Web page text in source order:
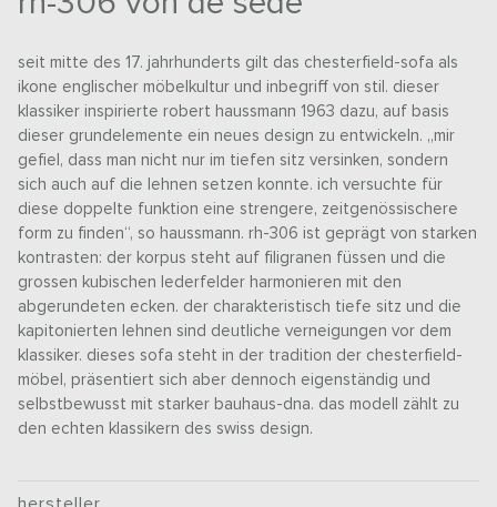
seit mitte des 17. jahrhunderts gilt das chesterfield-sofa als
ikone englischer möbelkultur und inbegriff von stil. dieser
klassiker inspirierte robert haussmann 1963 dazu, auf basis
dieser grundelemente ein neues design zu entwickeln. „mir
gefiel, dass man nicht nur im tiefen sitz versinken, sondern
sich auch auf die lehnen setzen konnte. ich versuchte für
diese doppelte funktion eine strengere, zeitgenössischere
form zu finden“, so haussmann. rh-306 ist geprägt von starken
kontrasten: der korpus steht auf filigranen füssen und die
grossen kubischen lederfelder harmonieren mit den
abgerundeten ecken. der charakteristisch tiefe sitz und die
kapitonierten lehnen sind deutliche verneigungen vor dem
klassiker. dieses sofa steht in der tradition der chesterfield-
möbel, präsentiert sich aber dennoch eigenständig und
selbstbewusst mit starker bauhaus-dna. das modell zählt zu
den echten klassikern des swiss design.